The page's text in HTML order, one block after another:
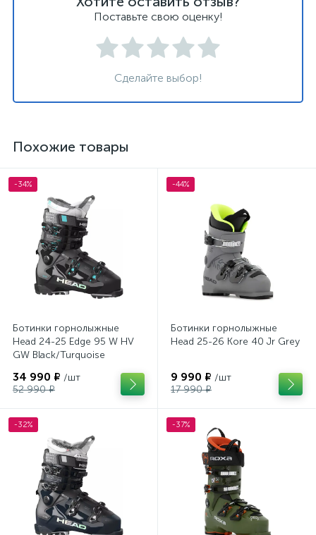
Поставьте свою оценку!
Сделайте выбор!
Похожие товары
-34%
Ботинки горнолыжные
Head 24-25 Edge 95 W HV
GW Black/Turquoise
34 990 ₽ /шт
52 990 ₽
-44%
Ботинки горнолыжные
Head 25-26 Kore 40 Jr Grey
9 990 ₽ /шт
17 990 ₽
-32% -37%